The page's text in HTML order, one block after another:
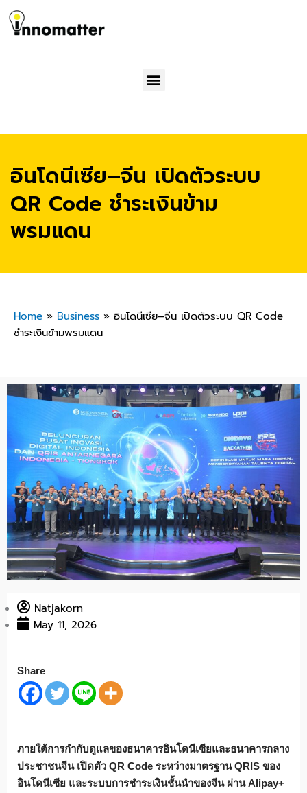
Menu
อินโดนีเซีย–จีน เปิดตัวระบบ
QR Code ชำระเงินข้าม
พรมแดน
Home » Business » อินโดนีเซีย–จีน เปิดตัวระบบ QR Code
ชำระเงินข้ามพรมแดน
Natjakorn
May 11, 2026
Share
ภายใต้การกำกับดูแลของธนาคารอินโดนีเซียและธนาคารกลาง
ประชาชนจีน เปิดตัว QR Code ระหว่างมาตรฐาน QRIS ของ
อินโดนีเซีย และระบบการชำระเงินชั้นนำของจีน ผ่าน Alipay+